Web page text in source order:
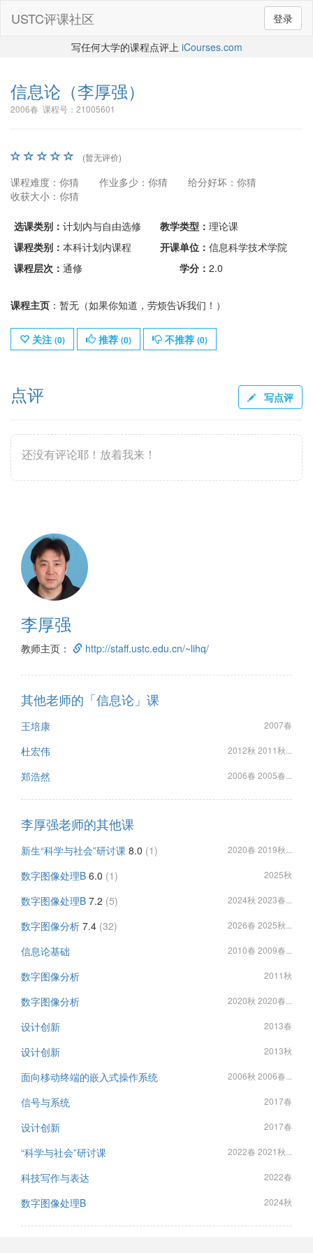
登录
USTC评课社区
写任何大学的课程点评上 iCourses.com
信息论 （李厚强）
2006春 课程号：21005601
(暂无评价)
课程难度：你猜 作业多少：你猜
给分好坏：你猜
收获大小：你猜
选课类别： 计划内与自由选修 教学类型： 理论课
课程类别： 本科计划内课程 开课单位： 信息科学技术学院
课程层次： 通修 学分： 2.0
课程主页 ：暂无（如果你知道，劳烦告诉我们！）
关注 (0) 推荐 (0) 不推荐 (0)
点评 写点评
还没有评论耶！放着我来！
李厚强
教师主页： http://staff.ustc.edu.cn/~lihq/
其他老师的「信息论」课
王培康 2007春
杜宏伟 2012秋 2011秋...
郑浩然 2006春 2005春...
李厚强老师的其他课
新生“科学与社会”研讨课 8.0 (1) 2020春 2019秋...
数字图像处理B 6.0 (1) 2025秋
数字图像处理B 7.2 (5) 2024秋 2023春...
数字图像分析 7.4 (32) 2026春 2025秋...
信息论基础 2010春 2009春...
数字图像分析 2011秋
数字图像分析 2020秋 2020春...
设计创新 2013春
设计创新 2013秋
面向移动终端的嵌入式操作系统 2006秋 2006春...
信号与系统 2017春
设计创新 2017春
“科学与社会”研讨课 2022春 2021秋...
科技写作与表达 2022春
数字图像处理B 2024秋